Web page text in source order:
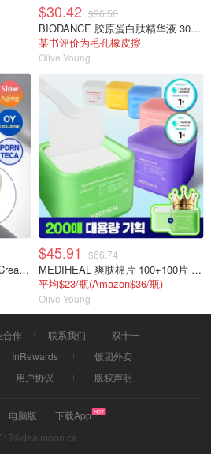
$30.42 $96.56
BIODANCE 胶原蛋白肽精华液 30ml 补充装
某书评价为毛孔橡皮擦
Olive Young
Centellian24 Expert Madeca Cream 双支装
$45.91 $66.74
MEDIHEAL 爽肤棉片 100+100片 双包装
平均$23/瓶(Amazon$36/瓶)
Olive Young
合作 联系我们
双十一
InRewards
饭团外卖
用户协议 版权声明
电脑版
下载App